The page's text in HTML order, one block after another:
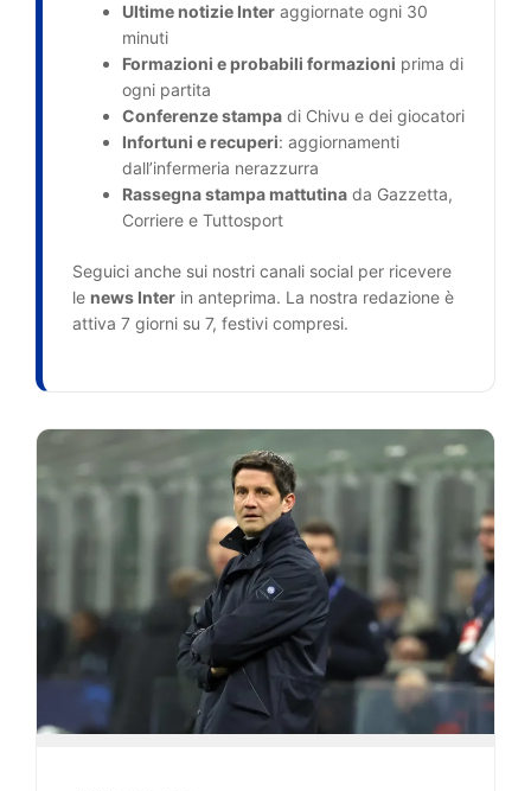
Ultime notizie Inter aggiornate ogni 30
minuti
Formazioni e probabili formazioni prima di
ogni partita
Conferenze stampa di Chivu e dei giocatori
Infortuni e recuperi: aggiornamenti
dall’infermeria nerazzurra
Rassegna stampa mattutina da Gazzetta,
Corriere e Tuttosport
Seguici anche sui nostri canali social per ricevere
le news Inter in anteprima. La nostra redazione è
attiva 7 giorni su 7, festivi compresi.